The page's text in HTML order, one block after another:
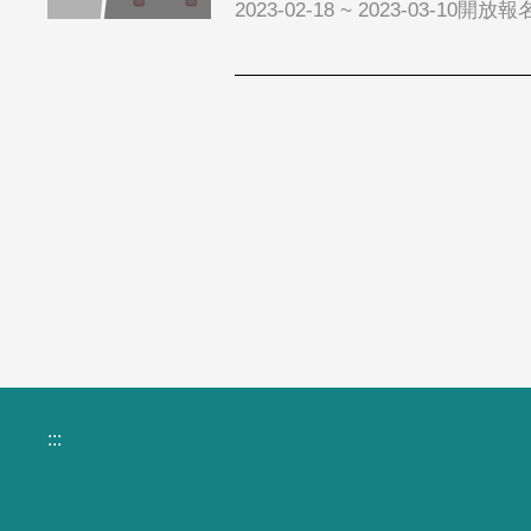
2023-02-18 ~ 2023-03-10開放報
:::